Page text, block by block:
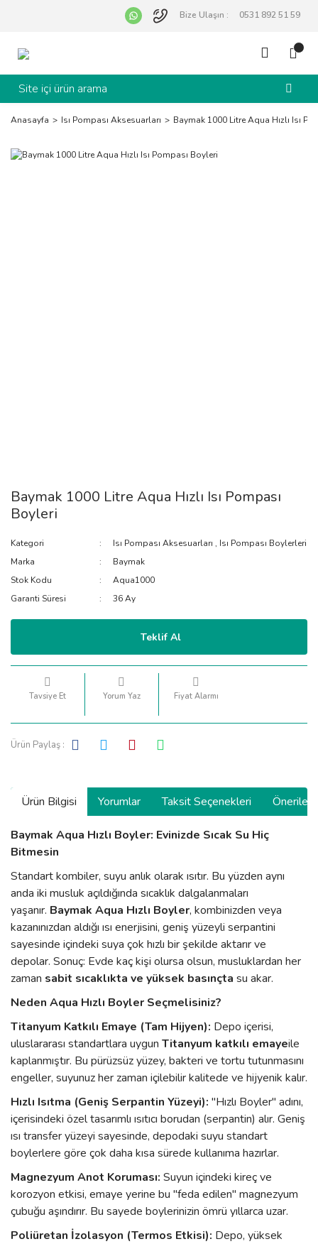
Bize Ulaşın : 0531 892 51 59
Anasayfa Isı Pompası Aksesuarları Baymak 1000 Litre Aqua Hızlı Isı
Baymak 1000 Litre Aqua Hızlı Isı Pompası
Boyleri
Kategori Isı Pompası Aksesuarları , Isı Pompası Boylerleri
Marka
Baymak
Stok Kodu
Aqua1000
Garanti Süresi
36 Ay
Teklif Al
Tavsiye Et Yorum Yaz Fiyat Alarmı
Ürün Paylaş :
Ürün Bilgisi Yorumlar Taksit Seçenekleri
Baymak Aqua Hızlı Boyler: Evinizde Sıcak Su Hiç
Bitmesin
Standart kombiler, suyu anlık olarak ısıtır. Bu yüzden aynı
anda iki musluk açıldığında sıcaklık dalgalanmaları
yaşanır. Baymak Aqua Hızlı Boyler, kombinizden veya
kazanınızdan aldığı ısı enerjisini, geniş yüzeyli serpantini
sayesinde içindeki suya çok hızlı bir şekilde aktarır ve
depolar. Sonuç: Evde kaç kişi olursa olsun, musluklardan her
zaman sabit sıcaklıkta ve yüksek basınçta su akar.
Neden Aqua Hızlı Boyler Seçmelisiniz?
Titanyum Katkılı Emaye (Tam Hijyen): Depo içerisi,
uluslararası standartlara uygun Titanyum katkılı emayeile
kaplanmıştır. Bu pürüzsüz yüzey, bakteri ve tortu tutunmasını
engeller, suyunuz her zaman içilebilir kalitede ve hijyenik kalır.
Hızlı Isıtma (Geniş Serpantin Yüzeyi): "Hızlı Boyler" adını,
içerisindeki özel tasarımlı ısıtıcı borudan (serpantin) alır. Geniş
ısı transfer yüzeyi sayesinde, depodaki suyu standart
boylerlere göre çok daha kısa sürede kullanıma hazırlar.
Magnezyum Anot Koruması: Suyun içindeki kireç ve
korozyon etkisi, emaye yerine bu "feda edilen" magnezyum
çubuğu aşındırır. Bu sayede boylerinizin ömrü yıllarca uzar.
Poliüretan İzolasyon (Termos Etkisi): Depo, yüksek